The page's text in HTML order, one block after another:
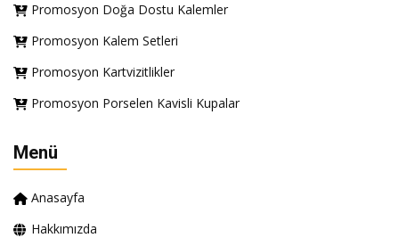
Promosyon Doğa Dostu Kalemler
Promosyon Kalem Setleri
Promosyon Kartvizitlikler
Promosyon Porselen Kavisli Kupalar
Menü
Anasayfa
Hakkımızda